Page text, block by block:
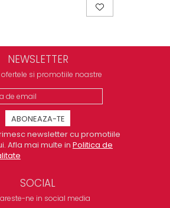
NEWSLETTER
ofertele si promotiile noastre
newsletter cu promotiile
Afla mai multe in Politica de
SOCIAL
ne in social media